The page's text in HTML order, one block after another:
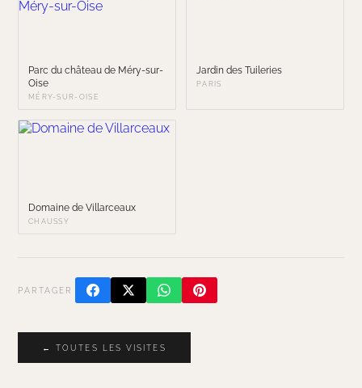
Parc du château de Méry-sur-
Oise
MÉRY-SUR-OISE
Jardin des Tuileries
PARIS
Domaine de Villarceaux
CHAUSSY
PARTAGER
← TOUTES LES VISITES